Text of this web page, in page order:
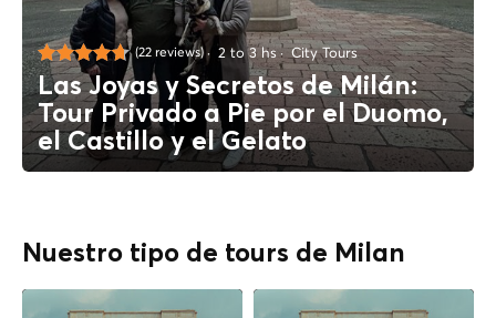
(22 reviews) 2 to 3 hs City Tours
Las Joyas y Secretos de Milán:
Tour Privado a Pie por el Duomo,
el Castillo y el Gelato
Nuestro tipo de tours de Milan